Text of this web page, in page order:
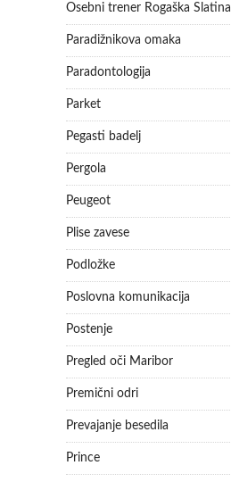
Osebni trener Rogaška Slatina
Paradižnikova omaka
Paradontologija
Parket
Pegasti badelj
Pergola
Peugeot
Plise zavese
Podložke
Poslovna komunikacija
Postenje
Pregled oči Maribor
Premični odri
Prevajanje besedila
Prince